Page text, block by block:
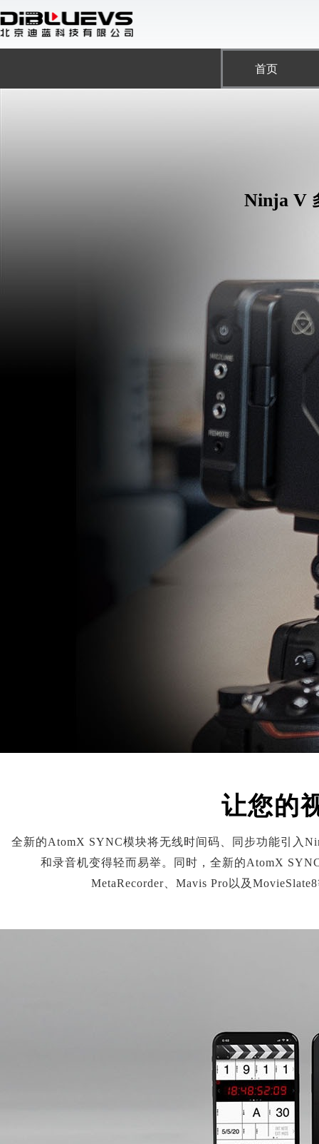
跳
至
内
首页
Ninja V
让您的
全新的AtomX SYNC模块将无线时间码、同步功能引入
和录音机变得轻而易举。同时，全新的AtomX
MetaRecorder、Mavis Pro以及